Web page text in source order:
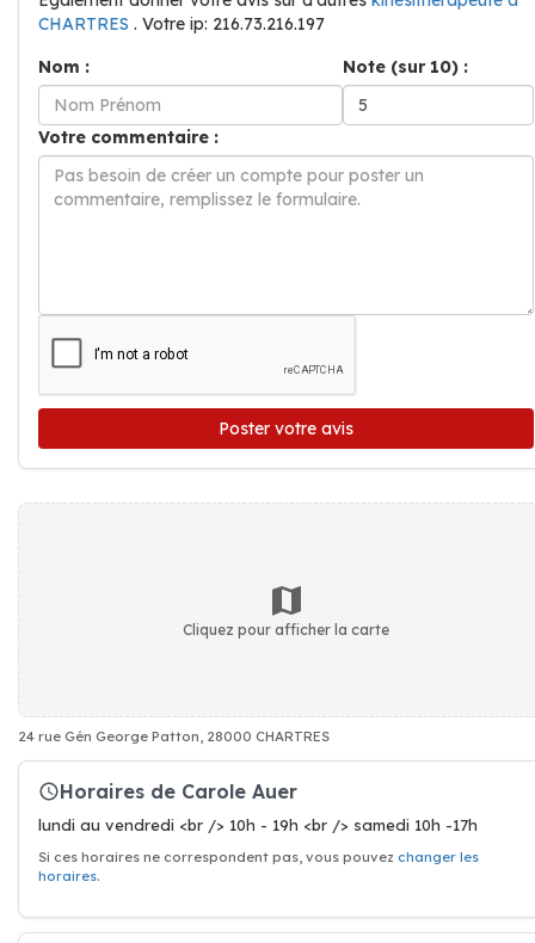
CHARTRES . Votre ip: 216.73.216.197
Nom :
Note (sur 10) :
Votre commentaire :
Poster votre avis
Cliquez pour afficher la carte
24 rue Gén George Patton, 28000 CHARTRES
Horaires de Carole Auer
lundi au vendredi <br /> 10h - 19h <br /> samedi 10h -17h
Si ces horaires ne correspondent pas, vous pouvez changer les
horaires.